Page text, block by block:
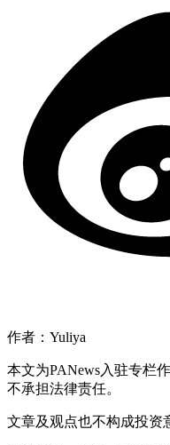
作者：Yuliya
本文为PANews入驻专栏
不承担法律责任。
文章及观点也不构成投资